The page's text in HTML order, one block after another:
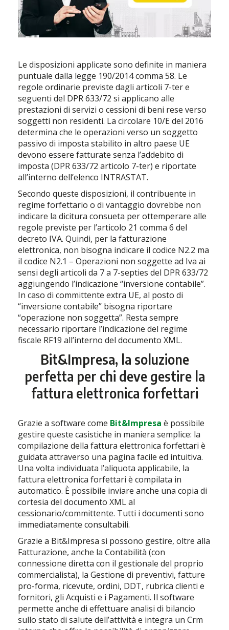
Le disposizioni applicate sono definite in maniera
puntuale dalla legge 190/2014 comma 58. Le
regole ordinarie previste dagli articoli 7-ter e
seguenti del DPR 633/72 si applicano alle
prestazioni di servizi o cessioni di beni rese verso
soggetti non residenti. La circolare 10/E del 2016
determina che le operazioni verso un soggetto
passivo di imposta stabilito in altro paese UE
devono essere fatturate senza l’addebito di
imposta (DPR 633/72 articolo 7-ter) e riportate
all’interno dell’elenco INTRASTAT.
Secondo queste disposizioni, il contribuente in
regime forfettario o di vantaggio dovrebbe non
indicare la dicitura consueta per ottemperare alle
regole previste per l’articolo 21 comma 6 del
decreto IVA. Quindi, per la fatturazione
elettronica, non bisogna indicare il codice N2.2 ma
il codice N2.1 – Operazioni non soggette ad Iva ai
sensi degli articoli da 7 a 7-septies del DPR 633/72
aggiungendo l’indicazione “inversione contabile”.
In caso di committente extra UE, al posto di
“inversione contabile” bisogna riportare
“operazione non soggetta”. Resta sempre
necessario riportare l’indicazione del regime
fiscale RF19 all’interno del documento XML.
Bit&Impresa, la soluzione
perfetta per chi deve gestire la
fattura elettronica forfettari
Grazie a software come Bit&Impresa è possibile
gestire queste casistiche in maniera semplice: la
compilazione della fattura elettronica forfettari è
guidata attraverso una pagina facile ed intuitiva.
Una volta individuata l’aliquota applicabile, la
fattura elettronica forfettari è compilata in
automatico. È possibile inviare anche una copia di
cortesia del documento XML al
cessionario/committente. Tutti i documenti sono
immediatamente consultabili.
Grazie a Bit&Impresa si possono gestire, oltre alla
Fatturazione, anche la Contabilità (con
connessione diretta con il gestionale del proprio
commercialista), la Gestione di preventivi, fatture
pro-forma, ricevute, ordini, DDT, rubrica clienti e
fornitori, gli Acquisti e i Pagamenti. Il software
permette anche di effettuare analisi di bilancio
sullo stato di salute dell’attività e integra un Crm